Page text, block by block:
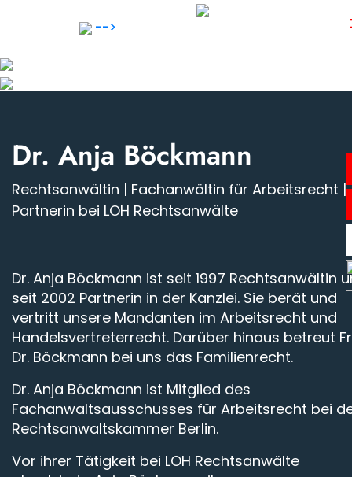
-->
Expertise
Karriere
Die Liebe zur bildenden Kunst schärft ihren
fürs Detail.
Dr. Anja Böckmann
Rechtsanwältin | Fachanwältin für Arbeitsrecht |
Partnerin bei LOH Rechtsanwälte
Dr. Anja Böckmann ist seit 1997 Rechtsanwältin
seit 2002 Partnerin in der Kanzlei. Sie berät und
vertritt unsere Mandanten im Arbeitsrecht und
Handelsvertreterrecht. Darüber hinaus betreut
Dr. Böckmann bei uns das Familienrecht.
Dr. Anja Böckmann ist Mitglied des
Fachanwaltsausschusses für Arbeitsrecht bei
Rechtsanwaltskammer Berlin.
Vor ihrer Tätigkeit bei LOH Rechtsanwälte